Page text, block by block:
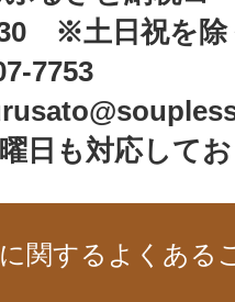
※土日祝を除
7753
日も対応して
関するよくある